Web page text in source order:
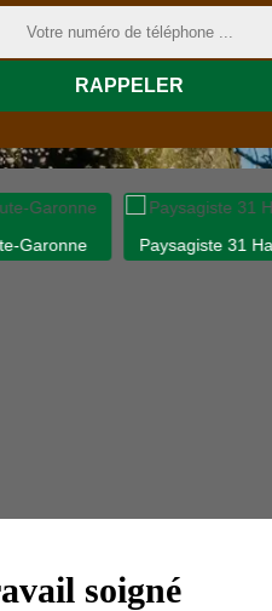
Garonne Paysagiste 31
soigné